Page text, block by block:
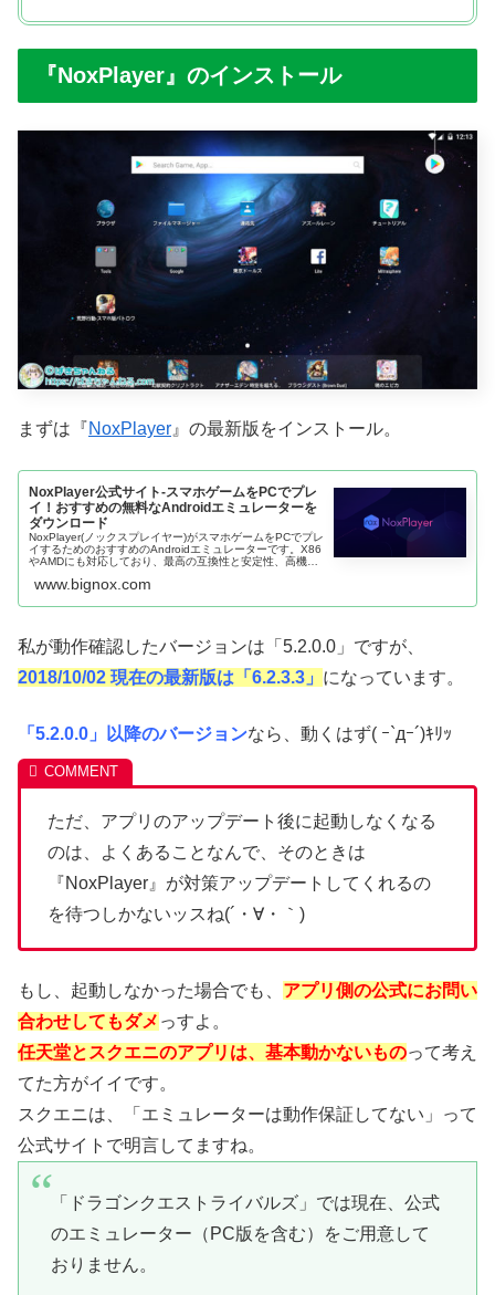
『NoxPlayer』のインストール
まずは『NoxPlayer』の最新版をインストール。
NoxPlayer公式サイト-スマホゲームをPCでプレ
イ！おすすめの無料なAndroidエミュレーターを
ダウンロード
NoxPlayer(ノックスプレイヤー)がスマホゲームをPCでプレ
イするためのおすすめのAndroidエミュレーターです。X86
やAMDにも対応しており、最高の互換性と安定性、高機能
www.bignox.com
私が動作確認したバージョンは「5.2.0.0」ですが、
2018/10/02 現在の最新版は「6.2.3.3」 になっています。
「5.2.0.0」以降のバージョンなら、動くはず( ｰ`дｰ´)ｷﾘｯ
ただ、アプリのアップデート後に起動しなくなる
のは、よくあることなんで、そのときは
『NoxPlayer』が対策アップデートしてくれるの
を待つしかないッスね(´・∀・｀)
もし、起動しなかった場合でも、 アプリ側の公式にお問い
合わせしてもダメ っすよ。
任天堂とスクエニのアプリは、基本動かないものって考え
てた方がイイです。
スクエニは、「エミュレーターは動作保証してない」って
公式サイトで明言してますね。
「ドラゴンクエストライバルズ」では現在、公式
のエミュレーター（PC版を含む）をご用意して
おりません。